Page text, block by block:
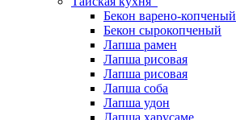
Бекон варено-копченый
Бекон сырокопченый
Лапша рамен
Лапша рисовая
Лапша рисовая
Лапша соба
Лапша удон
Лапша харусаме